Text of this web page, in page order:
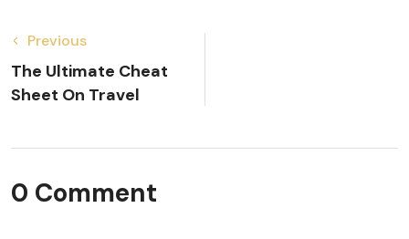
Previous
The Ultimate Cheat
Sheet On Travel
0 Comment